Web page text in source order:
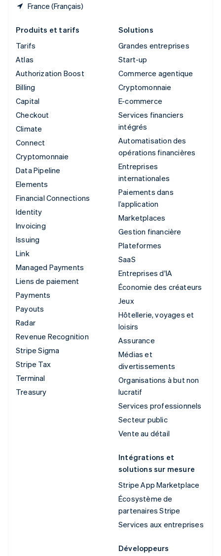
France (Français)
Produits et tarifs
Tarifs
Atlas
Authorization Boost
Billing
Capital
Checkout
Climate
Connect
Cryptomonnaie
Data Pipeline
Elements
Financial Connections
Identity
Invoicing
Issuing
Link
Managed Payments
Liens de paiement
Payments
Payouts
Radar
Revenue Recognition
Stripe Sigma
Stripe Tax
Terminal
Treasury
Solutions
Grandes entreprises
Start-up
Commerce agentique
Cryptomonnaie
E-commerce
Services financiers
intégrés
Automatisation des
opérations financières
Entreprises
internationales
Paiements dans
l’application
Marketplaces
Gestion financière
Plateformes
SaaS
Entreprises d'IA
Économie des créateurs
Jeux
Hôtellerie, voyages et
loisirs
Assurance
Médias et
divertissements
Organisations à but non
lucratif
Services professionnels
Secteur public
Vente au détail
Intégrations et
solutions sur mesure
Stripe App Marketplace
Écosystème de
partenaires Stripe
Services aux entreprises
Développeurs